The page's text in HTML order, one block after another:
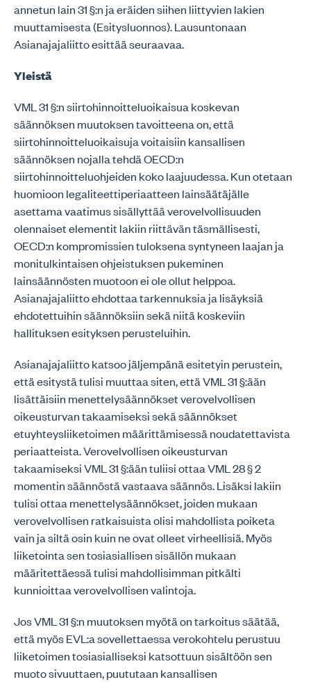
annetun lain 31 §:n ja eräiden siihen liittyvien lakien
muuttamisesta (Esitysluonnos). Lausuntonaan
Asianajajaliitto esittää seuraavaa.
Yleistä
VML 31 §:n siirtohinnoitteluoikaisua koskevan
säännöksen muutoksen tavoitteena on, että
siirtohinnoitteluoikaisuja voitaisiin kansallisen
säännöksen nojalla tehdä OECD:n
siirtohinnoitteluohjeiden koko laajuudessa. Kun otetaan
huomioon legaliteettiperiaatteen lainsäätäjälle
asettama vaatimus sisällyttää verovelvollisuuden
olennaiset elementit lakiin riittävän täsmällisesti,
OECD:n kompromissien tuloksena syntyneen laajan ja
monitulkintaisen ohjeistuksen pukeminen
lainsäännösten muotoon ei ole ollut helppoa.
Asianajajaliitto ehdottaa tarkennuksia ja lisäyksiä
ehdotettuihin säännöksiin sekä niitä koskeviin
hallituksen esityksen perusteluihin.
Asianajajaliitto katsoo jäljempänä esitetyin perustein,
että esitystä tulisi muuttaa siten, että VML 31 §:ään
lisättäisiin menettelysäännökset verovelvollisen
oikeusturvan takaamiseksi sekä säännökset
etuyhteysliiketoimen määrittämisessä noudatettavista
periaatteista. Verovelvollisen oikeusturvan
takaamiseksi VML 31 §:ään tuliisi ottaa VML 28 § 2
momentin säännöstä vastaava säännös. Lisäksi lakiin
tulisi ottaa menettelysäännökset, joiden mukaan
verovelvollisen ratkaisuista olisi mahdollista poiketa
vain ja siltä osin kuin ne ovat olleet virheellisiä. Myös
liiketointa sen tosiasiallisen sisällön mukaan
määritettäessä tulisi mahdollisimman pitkälti
kunnioittaa verovelvollisen valintoja.
Jos VML 31 §:n muutoksen myötä on tarkoitus säätää,
että myös EVL:a sovellettaessa verokohtelu perustuu
liiketoimen tosiasialliseksi katsottuun sisältöön sen
muoto sivuuttaen, puututaan kansallisen